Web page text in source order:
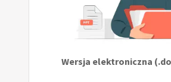
Wersja elektroniczna